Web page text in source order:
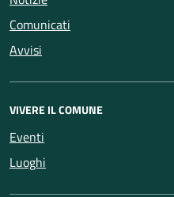
Comunicati
Avvisi
VIVERE IL COMUNE
Eventi
Luoghi